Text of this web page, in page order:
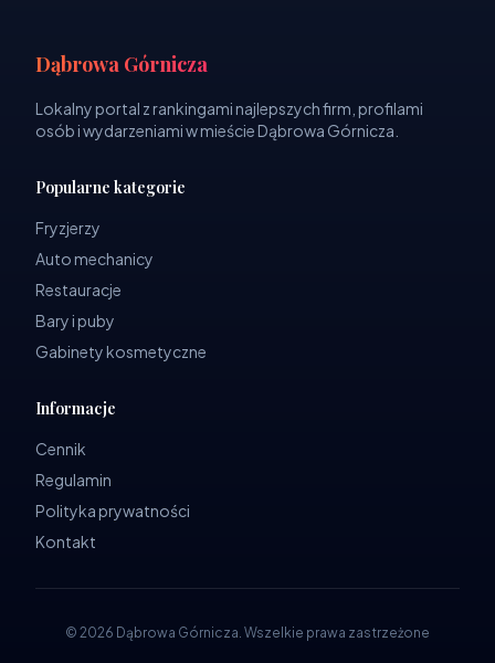
Dąbrowa Górnicza
Lokalny portal z rankingami najlepszych firm, profilami
osób i wydarzeniami w mieście Dąbrowa Górnicza.
Popularne kategorie
Fryzjerzy
Auto mechanicy
Restauracje
Bary i puby
Gabinety kosmetyczne
Informacje
Cennik
Regulamin
Polityka prywatności
Kontakt
© 2026 Dąbrowa Górnicza. Wszelkie prawa zastrzeżone